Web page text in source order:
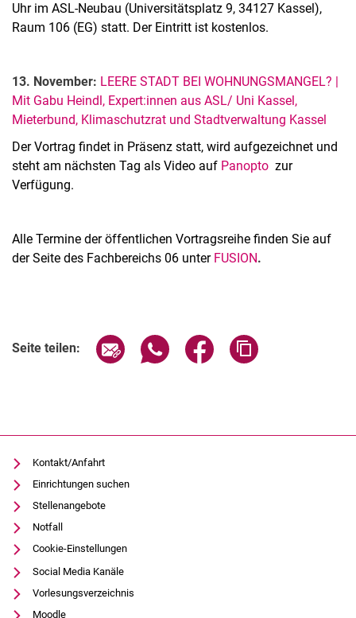
Uhr im ASL-Neubau (Universitätsplatz 9, 34127 Kassel),
Raum 106 (EG) statt. Der Eintritt ist kostenlos.
13. November: LEERE STADT BEI WOHNUNGSMANGEL? |
Mit Gabu Heindl, Expert:innen aus ASL/ Uni Kassel,
Mieterbund, Klimaschutzrat und Stadtverwaltung Kassel
Der Vortrag findet in Präsenz statt, wird aufgezeichnet und
steht am nächsten Tag als Video auf Panopto zur
Verfügung.
Alle Termine der öffentlichen Vortragsreihe finden Sie auf
der Seite des Fachbereichs 06 unter FUSION.
Seite teilen: Seite über E-Mail teilen
Seite über WhatsApp teilen
Seite über Facebook
Kontakt/Anfahrt
Einrichtungen suchen
Stellenangebote
Notfall
Cookie-Einstellungen
Social Media Kanäle
Vorlesungsverzeichnis
Moodle